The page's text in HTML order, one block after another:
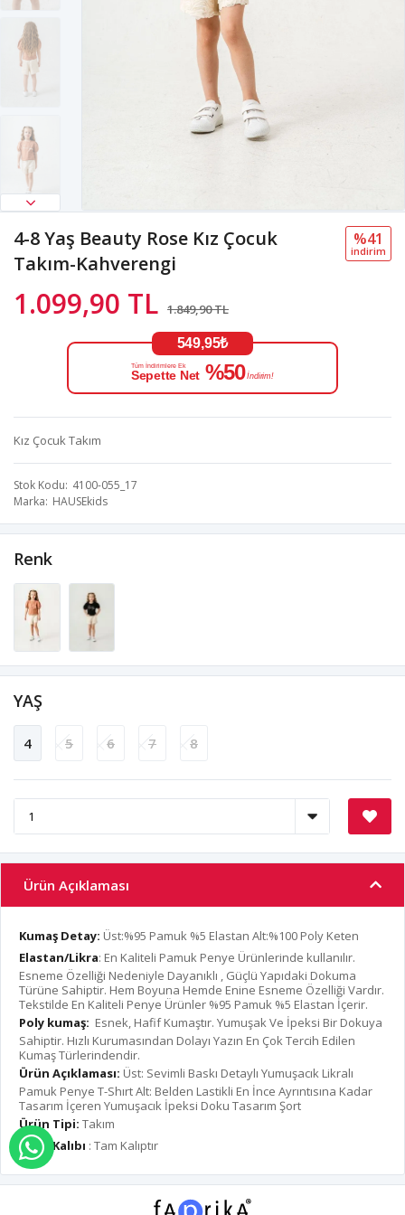
4-8 Yaş Beauty Rose Kız Çocuk
Takım-Kahverengi
1.099,90 TL 1.849,90 TL
%41
i̇ndi̇ri̇m
549,95₺
Tüm İndirimlere Ek
Sepette Net %50 İndirim!
Kız Çocuk Takım
Stok Kodu 4100-055_17
Marka HAUSEkids
Renk
YAŞ
4 5 6 7 8
Ürün Açıklaması
Kumaş Detay: Üst:%95 Pamuk %5 Elastan Alt:%100 Poly Keten
Elastan/Likra: En Kaliteli Pamuk Penye Ürünlerinde kullanılır.
Esneme Özelliği Nedeniyle Dayanıklı , Güçlü Yapıdaki Dokuma
Türüne Sahiptir. Hem Boyuna Hemde Enine Esneme Özelliği Vardır.
Tekstilde En Kaliteli Penye Ürünler %95 Pamuk %5 Elastan İçerir.
Poly kumaş: Esnek, Hafif Kumaştır. Yumuşak Ve İpeksi Bir Dokuya
Sahiptir. Hızlı Kurumasından Dolayı Yazın En Çok Tercih Edilen
Kumaş Türlerindendir.
Ürün Açıklaması: Üst: Sevimli Baskı Detaylı Yumuşacık Likralı
Pamuk Penye T-Shırt Alt: Belden Lastikli En İnce Ayrıntısına Kadar
Tasarım İçeren Yumuşacık İpeksi Doku Tasarım Şort
Ürün Tipi: Takım
Ürün Kalıbı : Tam Kalıptır
WHATSAPP İLE SİPARİŞ VER